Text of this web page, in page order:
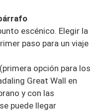
escénico. Elegir la
paso para un viaje
opción para los
Great Wall en
y con las
puede llegar